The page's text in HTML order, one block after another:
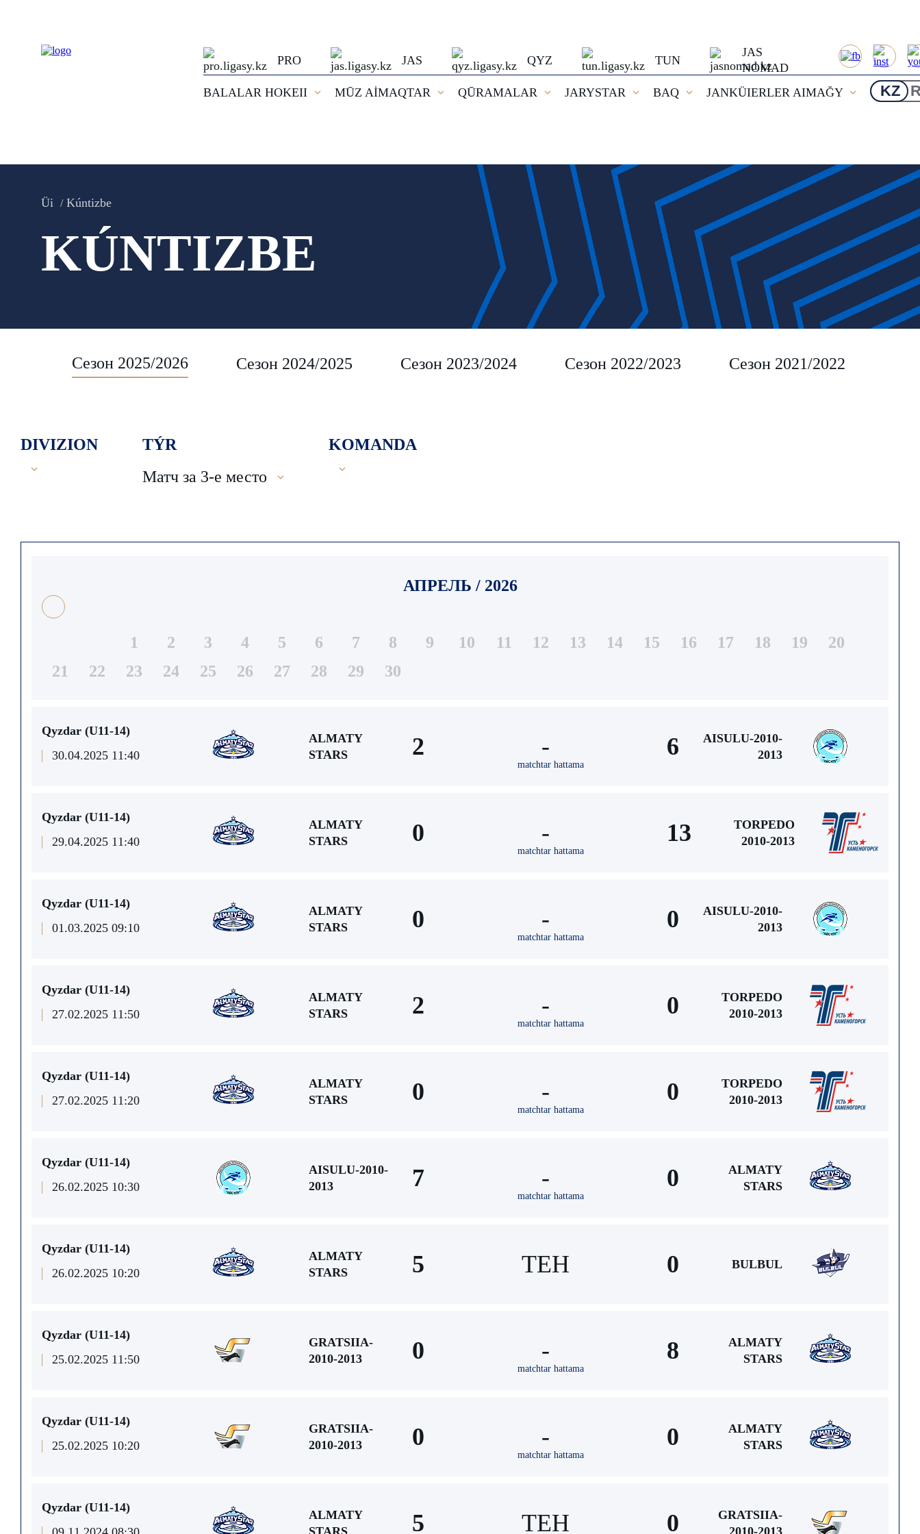
PRO JAS QYZ TUN
JAS
NOMAD
BALALAR HOKEII
MŪZ AİMAQTAR QŪRAMALAR JARYSTAR BAQ JANKÜIERLER AIMAĞY KZ
Üi Kúntizbe
KÚNTIZBE
Сезон 2025/2026 Сезон 2024/2025 Сезон 2023/2024 Сезон 2022/2023 Сезон 2021/2022
DIVIZION
TÝR
Матч за 3-е место
KOMANDA
АПРЕЛЬ / 2026
1 2 3 4 5 6 7 8 9 10 11 12 13 14 15 16 17 18 19
20
21
22 23 24 25 26 27 28 29 30
Qyzdar (U11-14)
30.04.2025 11:40
ALMATY
STARS
2 -
matchtar hattama
6
AISULU-2010-
2013
Qyzdar (U11-14)
29.04.2025 11:40
ALMATY
STARS
0 -
matchtar hattama
13
TORPEDO
2010-2013
Qyzdar (U11-14)
01.03.2025 09:10
ALMATY
STARS
0 -
matchtar hattama
0
AISULU-2010-
2013
Qyzdar (U11-14)
27.02.2025 11:50
ALMATY
STARS
2 -
matchtar hattama
0
TORPEDO
2010-2013
Qyzdar (U11-14)
27.02.2025 11:20
ALMATY
STARS
0 -
matchtar hattama
0
TORPEDO
2010-2013
Qyzdar (U11-14)
26.02.2025 10:30
AISULU-2010-
2013
7 -
matchtar hattama
0
ALMATY
STARS
Qyzdar (U11-14)
26.02.2025 10:20
ALMATY
STARS
5 TEH 0 BULBUL
Qyzdar (U11-14)
25.02.2025 11:50
GRATSIIA-
2010-2013
0 -
matchtar hattama
8
ALMATY
STARS
Qyzdar (U11-14)
25.02.2025 10:20
GRATSIIA-
2010-2013
0 -
matchtar hattama
0
ALMATY
STARS
Qyzdar (U11-14)
ALMATY
STARS
5 TEH 0
GRATSIIA-
2010-2013